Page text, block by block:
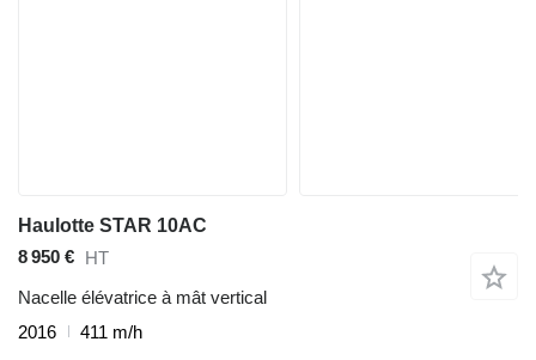
Haulotte STAR 10AC
8 950 € HT
Nacelle élévatrice à mât vertical
2016
411 m/h